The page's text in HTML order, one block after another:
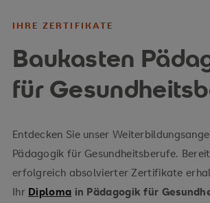
IHRE ZERTIFIKATE
Baukasten
für
Entdecken Sie unser
Pädagogik für Gesundheitsberufe.
erfolgreich absolvierter Zertifikate
Ihr Diploma in Pädagogik für